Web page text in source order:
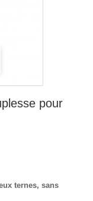
pour
ternes, sans